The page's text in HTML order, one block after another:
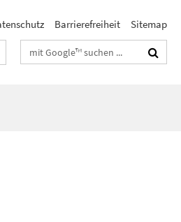
Barrierefreiheit Sitemap
Suchbegriffe